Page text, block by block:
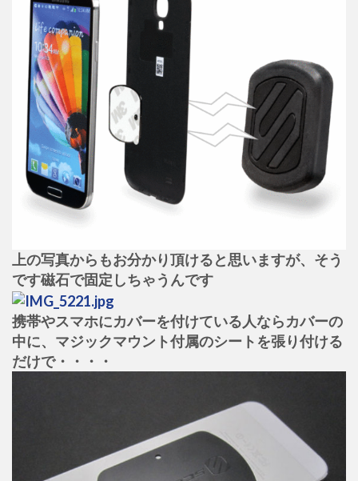
上の写真からもお分かり頂けると思いますが、そう
です磁石で固定しちゃうんです
携帯やスマホにカバーを付けている人ならカバーの
中に、マジックマウント付属のシートを張り付ける
だけで・・・・